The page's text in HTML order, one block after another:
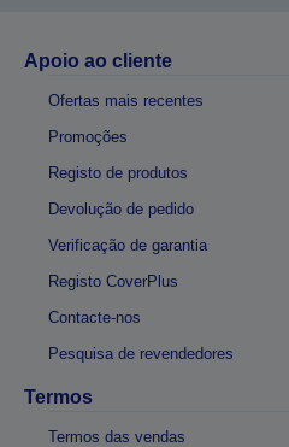
Apoio ao cliente
Ofertas mais recentes
Promoções
Registo de produtos
Devolução de pedido
Verificação de garantia
Registo CoverPlus
Contacte-nos
Pesquisa de revendedores
Termos
Termos das vendas